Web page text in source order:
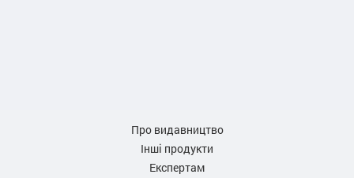
Про видавництво
Інші продукти
Експертам